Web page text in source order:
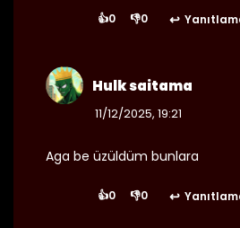
👍0 👎0
Hulk saitama
11/12/2025, 19:21
Aga be üzüldüm bunlara
👍0 👎0